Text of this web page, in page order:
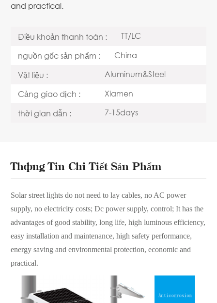
and practical.
Điều khoản thanh toán :
TT/LC
nguồn gốc sản phẩm :
China
Vật liệu :
Aluminum&Steel
Cảng giao dịch :
Xiamen
thời gian dẫn :
7-15days
Thông Tin Chi Tiết Sản Phẩm
Solar street lights do not need to lay cables, no AC power
supply, noelectricity costs; Dc power supply, control; It has the
advantages of good stability, long life, high luminous efficiency,
easy installation andmaintenance, high safety performance,
energy saving andenvironmental protection, economic and
practical.